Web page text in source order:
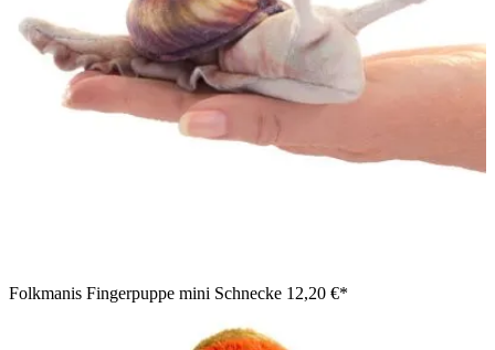
Folkmanis Fingerpuppe mini Schnecke 12,20 €*